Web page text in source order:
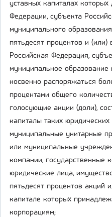
уставных капиталах
Федерации, субъекта
муниципального
пятьдесят процентов и
Российская Федерация,
муниципальное
косвенно распоряжаться
процентами общего
голосующие акции (доли),
капиталы таких
муниципальные унитарные
или муниципальные
компании, государственные
юридические лица,
пятьдесят процентов акций
капитале которых
корпорациям;